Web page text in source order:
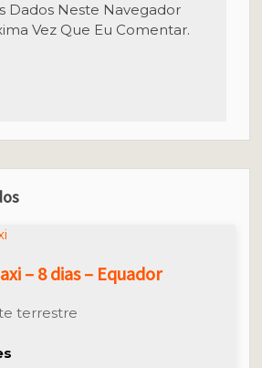
Dados Neste Navegador
Vez Que Eu Comentar.
– 8 dias – Equador
terrestre